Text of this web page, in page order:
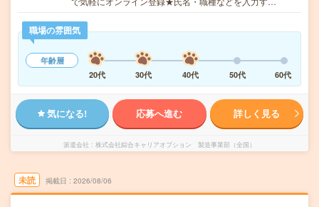
職場の雰囲気
年齢層
20代
30代 40代 50代 60代
気になる! 応募へ進む 詳しく見る
派遣会社 株式会社綜合キャリアオプション 製造事業部（全国）
未読 掲載日 2026/08/06